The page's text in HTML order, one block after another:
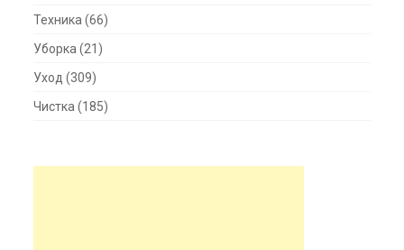
Техника (66)
Уборка (21)
Уход (309)
Чистка (185)